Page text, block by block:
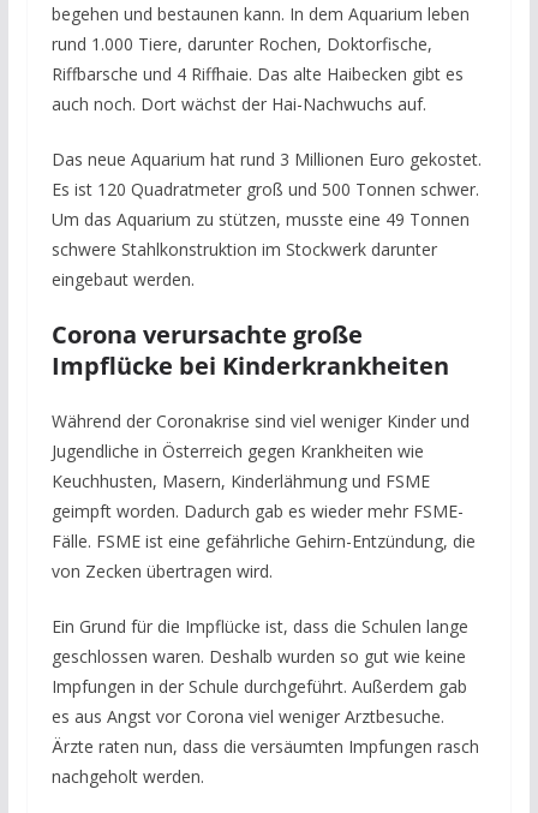
begehen und bestaunen kann. In dem Aquarium leben
rund 1.000 Tiere, darunter Rochen, Doktorfische,
Riffbarsche und 4 Riffhaie. Das alte Haibecken gibt es
auch noch. Dort wächst der Hai-Nachwuchs auf.
Das neue Aquarium hat rund 3 Millionen Euro gekostet.
Es ist 120 Quadratmeter groß und 500 Tonnen schwer.
Um das Aquarium zu stützen, musste eine 49 Tonnen
schwere Stahlkonstruktion im Stockwerk darunter
eingebaut werden.
Corona verursachte große
Impflücke bei Kinderkrankheiten
Während der Coronakrise sind viel weniger Kinder und
Jugendliche in Österreich gegen Krankheiten wie
Keuchhusten, Masern, Kinderlähmung und FSME
geimpft worden. Dadurch gab es wieder mehr FSME-
Fälle. FSME ist eine gefährliche Gehirn-Entzündung, die
von Zecken übertragen wird.
Ein Grund für die Impflücke ist, dass die Schulen lange
geschlossen waren. Deshalb wurden so gut wie keine
Impfungen in der Schule durchgeführt. Außerdem gab
es aus Angst vor Corona viel weniger Arztbesuche.
Ärzte raten nun, dass die versäumten Impfungen rasch
nachgeholt werden.